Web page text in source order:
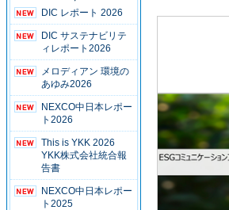
DIC レポート 2026
DIC サステナビリテ
ィレポート2026
メロディアン 環境の
あゆみ2026
NEXCO中日本レポー
ト2026
This is YKK 2026
YKK株式会社統合報
告書
NEXCO中日本レポー
ト2025